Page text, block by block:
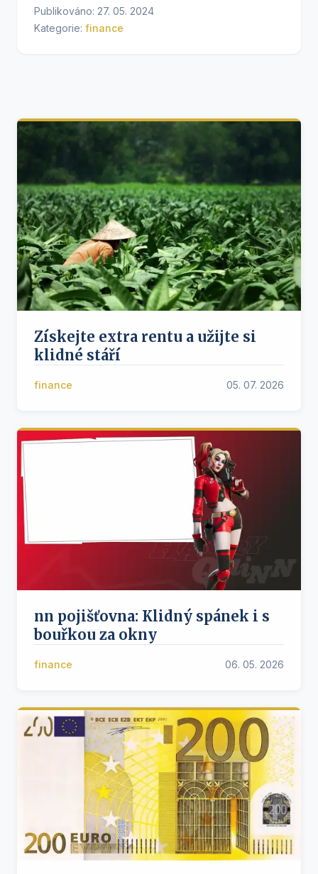
Publikováno: 27. 05. 2024
Kategorie: finance
Získejte extra rentu a užijte si
klidné stáří
finance 05. 07. 2026
nn pojišťovna: Klidný spánek i s
bouřkou za okny
finance 06. 05. 2026